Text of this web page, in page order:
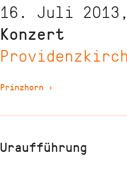
16. Juli
Konzert
Prinzhorn ›
Uraufführung